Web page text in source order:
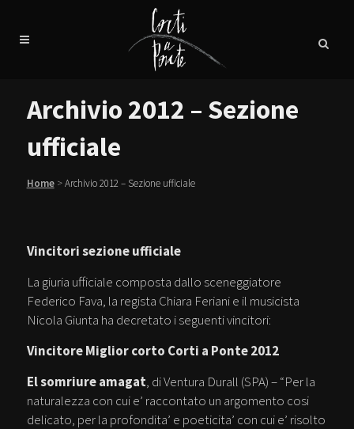
Archivio 2012 – Sezione
ufficiale
Home>Archivio 2012 – Sezione ufficiale
Vincitori sezione ufficiale
La giuria ufficiale composta dallo sceneggiatore
Federico Fava, la regista Chiara Feriani e il musicista
Nicola Giunta ha decretato i seguenti vincitori:
Vincitore Miglior corto Corti a Ponte 2012
El somriure amagat, di Ventura Durall (SPA) – “Per la
naturalezza con cui e’ raccontato un argomento cosi
delicato, per la profondita’ e poeticita’ con cui e’ risolto